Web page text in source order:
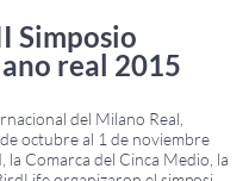
Simposio
real 2015
del Milano Real,
octubre al 1 de noviembre
Comarca del Cinca Medio, la